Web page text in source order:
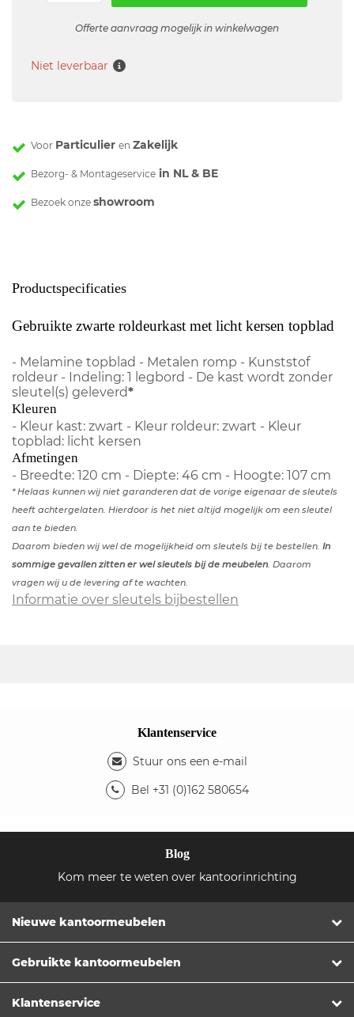
Offerte aanvraag mogelijk in winkelwagen
Niet leverbaar
Voor Particulier en Zakelijk
Bezorg- & Montageservice in NL & BE
Bezoek onze showroom
Productspecificaties
Gebruikte zwarte roldeurkast met licht kersen topblad
- Melamine topblad - Metalen romp - Kunststof
roldeur - Indeling: 1 legbord - De kast wordt zonder
sleutel(s) geleverd*
Kleuren
- Kleur kast: zwart - Kleur roldeur: zwart - Kleur
topblad: licht kersen
Afmetingen
- Breedte: 120 cm - Diepte: 46 cm - Hoogte: 107 cm
* Helaas kunnen wij niet garanderen dat de vorige eigenaar de sleutels
heeft achtergelaten. Hierdoor is het niet altijd mogelijk om een sleutel
aan te bieden.
Daarom bieden wij wel de mogelijkheid om sleutels bij te bestellen. In
sommige gevallen zitten er wel sleutels bij de meubelen . Daarom
vragen wij u de levering af te wachten.
Informatie over sleutels bijbestellen
Klantenservice
Stuur ons een e-mail
Bel +31 (0)162 580654
Blog
Kom meer te weten over kantoorinrichting
Nieuwe kantoormeubelen
Gebruikte kantoormeubelen
Klantenservice